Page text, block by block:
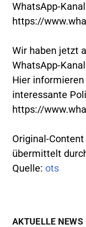
WhatsApp-
https://
Wir haben jetzt
WhatsApp-
Hier
interessante
https://
Original-
übermittelt
Quelle: ots
AKTUELLE NEWS